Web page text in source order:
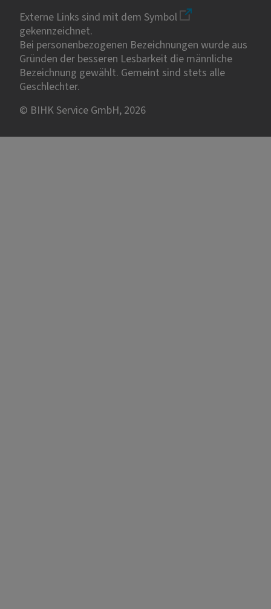
Externe Links sind mit dem Symbol
gekennzeichnet.
Bei personenbezogenen Bezeichnungen wurde aus
Gründen der besseren Lesbarkeit die männliche
Bezeichnung gewählt. Gemeint sind stets alle
Geschlechter.
© BIHK Service GmbH, 2026